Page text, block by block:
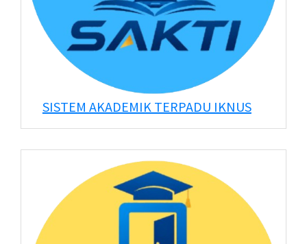
SISTEM AKADEMIK TERPADU IKNUS